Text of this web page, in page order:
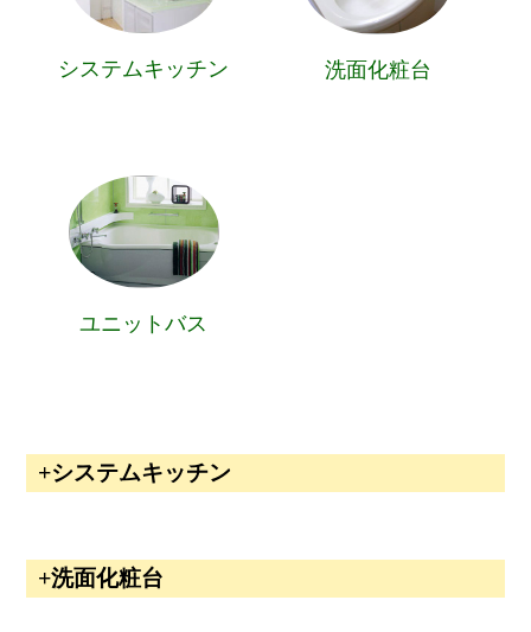
システムキッチン 洗面化粧台
ユニットバス
システムキッチン
洗面化粧台